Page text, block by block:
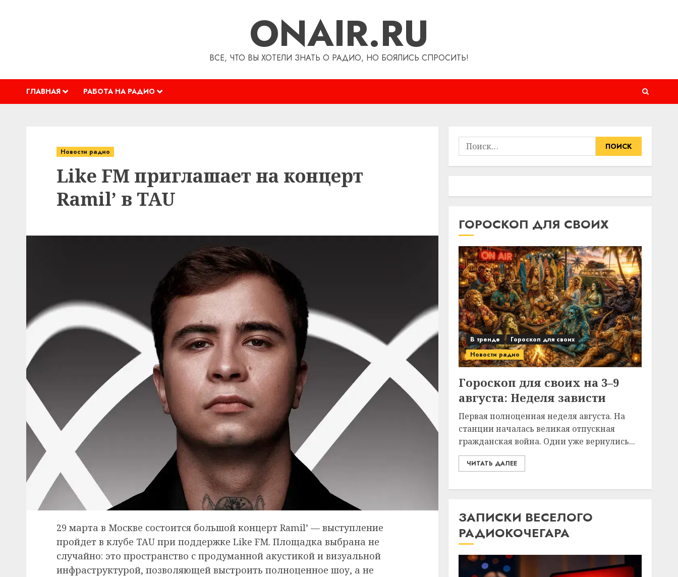
ONAIR.RU
ВСЕ, ЧТО ВЫ ХОТЕЛИ ЗНАТЬ О РАДИО, НО БОЯЛИСЬ СПРОСИТЬ!
ГЛАВНАЯ РАБОТА НА РАДИО
Новости радио
Like FM приглашает на концерт
Ramil’ в TAU
29 марта в Москве состоится большой концерт Ramil’ — выступление
пройдет в клубе TAU при поддержке Like FM. Площадка выбрана не
случайно: это пространство с продуманной акустикой и визуальной
инфраструктурой, позволяющей выстроить полноценное шоу, а не
Найти:
ГОРОСКОП ДЛЯ СВОИХ
В тренде
Гороскоп для своих
Новости радио
Гороскоп для своих на 3–9
августа: Неделя зависти
Первая полноценная неделя августа. На
станции началась великая отпускная
гражданская война. Одни уже вернулись...
ЧИТАТЬ ДАЛЕЕ
ЗАПИСКИ ВЕСЕЛОГО
РАДИОКОЧЕГАРА